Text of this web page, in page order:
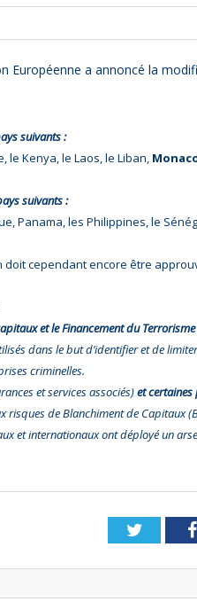
Européenne a annoncé la
suivants :
le Kenya, le Laos, le Liban,
suivants :
Panama, les Philippines, le
doit cependant encore être
et le Financement du Terrorisme
dans le but d’identifier et de
criminelles.
et services associés)et
risques de Blanchiment de Capitaux
et internationaux ont déployé un
Twitter